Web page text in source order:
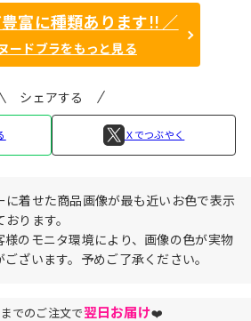
富に種類あります!! ／
ードブラをもっと見る
シェアする
Ｘでつぶやく
着せた商品画像が最も近いお色で表示
ります。
のモニタ環境により、画像の色が実物
ざいます。予めご了承ください。
までのご注文で翌日お届け❤️